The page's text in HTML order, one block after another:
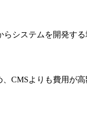
システムを開発す
CMSよりも費用が